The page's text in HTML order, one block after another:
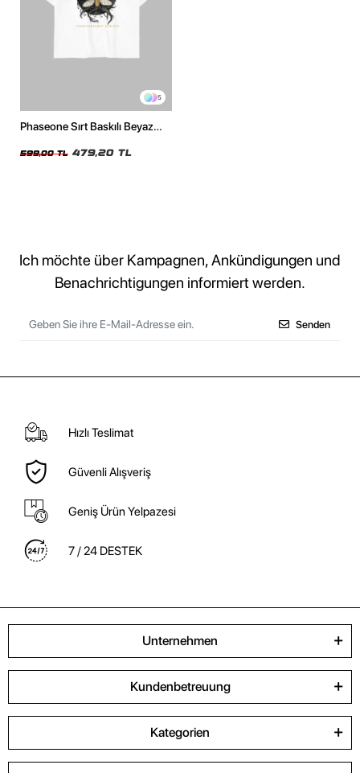
5
Phaseone Sırt Baskılı Beyaz
599,00 TL 479,20 TL
Ich möchte über Kampagnen, Ankündigungen und
Benachrichtigungen informiert werden.
Senden
Hızlı Teslimat
Güvenli Alışveriş
Geniş Ürün Yelpazesi
7 / 24 DESTEK
Unternehmen
Kundenbetreuung
Kategorien